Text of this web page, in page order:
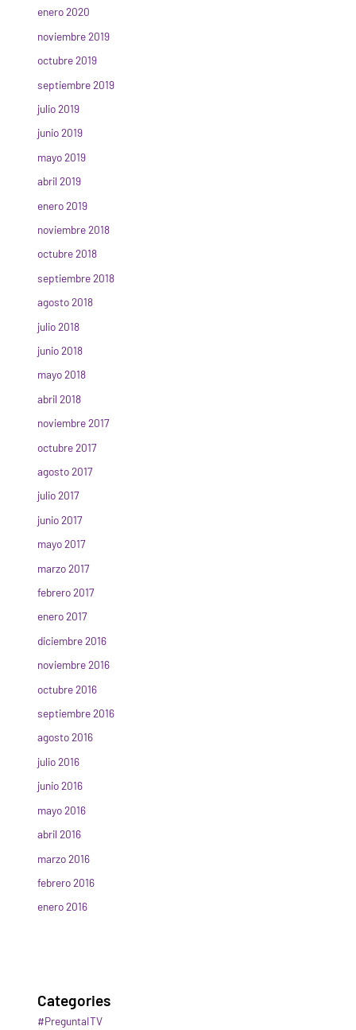
enero 2020
noviembre 2019
octubre 2019
septiembre 2019
julio 2019
junio 2019
mayo 2019
abril 2019
enero 2019
noviembre 2018
octubre 2018
septiembre 2018
agosto 2018
julio 2018
junio 2018
mayo 2018
abril 2018
noviembre 2017
octubre 2017
agosto 2017
julio 2017
junio 2017
mayo 2017
marzo 2017
febrero 2017
enero 2017
diciembre 2016
noviembre 2016
octubre 2016
septiembre 2016
agosto 2016
julio 2016
junio 2016
mayo 2016
abril 2016
marzo 2016
febrero 2016
enero 2016
Categories
#PreguntaITV